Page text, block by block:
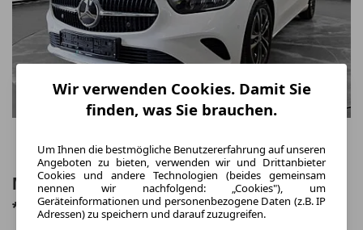
Mercedes-Benz B 250 e SHZ/NAVI/LED
*SOFORT*
Wir verwenden Cookies. Damit Sie
finden, was Sie brauchen.
Um Ihnen die bestmögliche Benutzererfahrung auf unseren
Angeboten zu bieten, verwenden wir und Drittanbieter
Cookies und andere Technologien (beides gemeinsam
nennen wir nachfolgend: „Cookies"), um
Geräteinformationen und personenbezogene Daten (z.B. IP
Adressen) zu speichern und darauf zuzugreifen.